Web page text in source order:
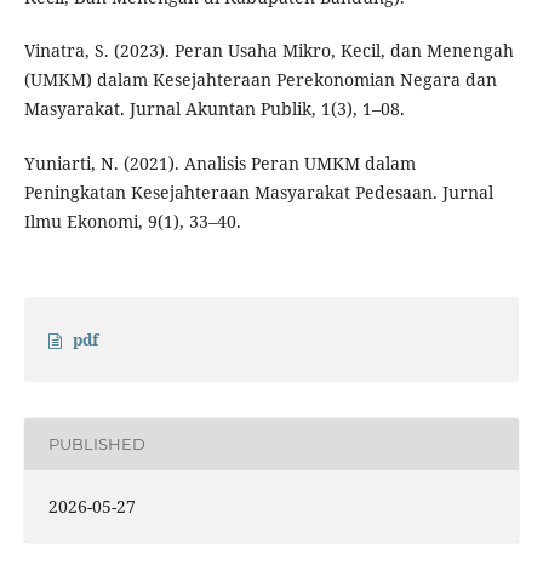
Vinatra, S. (2023). Peran Usaha Mikro, Kecil, dan Menengah
(UMKM) dalam Kesejahteraan Perekonomian Negara dan
Masyarakat. Jurnal Akuntan Publik, 1(3), 1–08.
Yuniarti, N. (2021). Analisis Peran UMKM dalam
Peningkatan Kesejahteraan Masyarakat Pedesaan. Jurnal
Ilmu Ekonomi, 9(1), 33–40.
pdf
PUBLISHED
2026-05-27